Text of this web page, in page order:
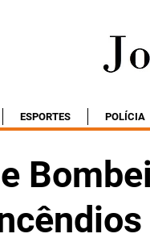
ESPORTES POLÍCIA